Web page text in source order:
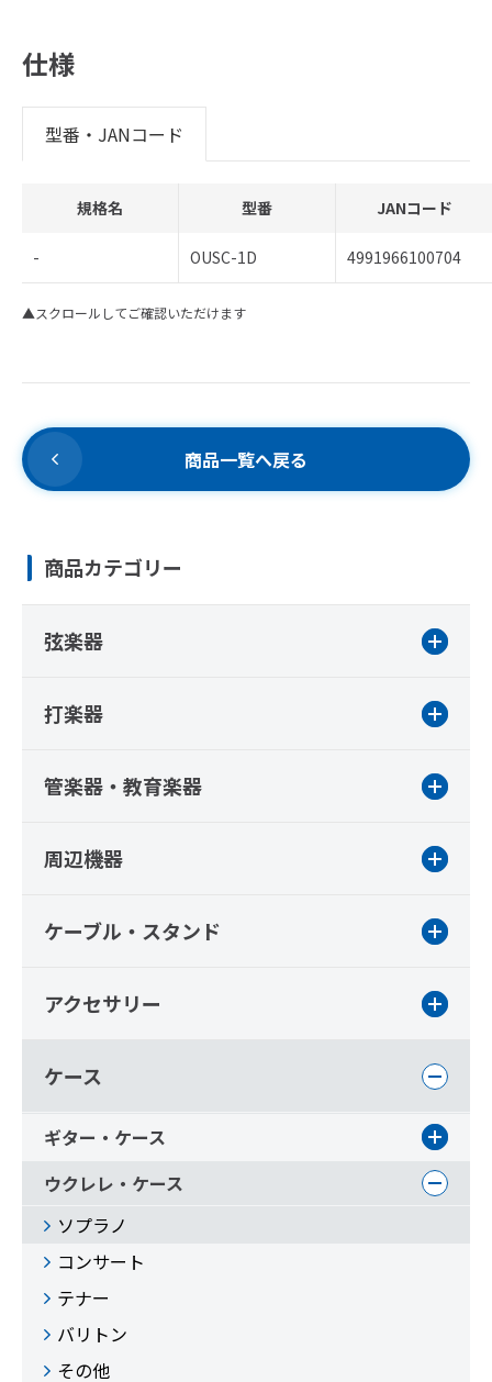
仕様
型番・JANコード
規格名 型番 JANコード
- OUSC-1D 4991966100704
▲スクロールしてご確認いただけます
商品一覧へ戻る
商品カテゴリー
弦楽器
打楽器
管楽器・教育楽器
周辺機器
ケーブル・スタンド
アクセサリー
ケース
ギター・ケース
ウクレレ・ケース
ソプラノ
コンサート
テナー
バリトン
その他